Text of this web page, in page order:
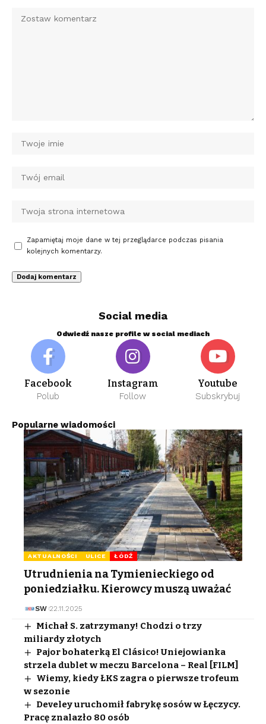
Zapamiętaj moje dane w tej przeglądarce podczas pisania
kolejnych komentarzy.
Social media
Odwiedź nasze profile w social mediach
Facebook
Polub
Instagram
Follow
Youtube
Subskrybuj
Popularne wiadomości
AKTUALNOŚCI ULICE ŁÓDŹ
Utrudnienia na Tymienieckiego od
poniedziałku. Kierowcy muszą uważać
SW 22.11.2025
Michał S. zatrzymany! Chodzi o trzy
miliardy złotych
Pajor bohaterką El Clásico! Uniejowianka
strzela dublet w meczu Barcelona – Real [FILM]
Wiemy, kiedy ŁKS zagra o pierwsze trofeum
w sezonie
Develey uruchomił fabrykę sosów w Łęczycy.
Pracę znalazło 80 osób